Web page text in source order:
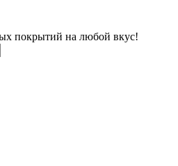
покрытий на любой вкус!